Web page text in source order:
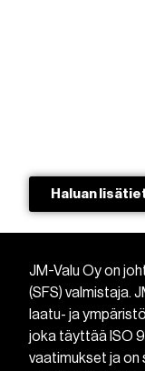
Haluan
JM-Valu Oy on
(SFS) valmistaja.
laatu- ja
joka täyttää ISO
vaatimukset ja on